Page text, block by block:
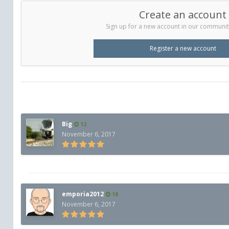
Create an account
Sign up for a new account in our
Register a new account
Big 12
November 6, 2017
emporia2012 18
November 6, 2017